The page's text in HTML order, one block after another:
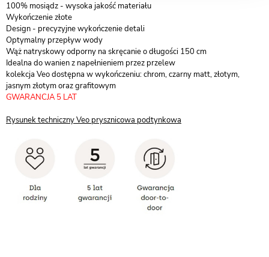
100% mosiądz - wysoka jakość materiału
Wykończenie złote
Design - precyzyjne wykończenie detali
Optymalny przepływ wody
Wąż natryskowy odporny na skręcanie o długości 150 cm
Idealna do wanien z napełnieniem przez przelew
kolekcja Veo dostępna w wykończeniu: chrom, czarny matt, złotym,
jasnym złotym oraz grafitowym
GWARANCJA 5 LAT
Rysunek techniczny Veo prysznicowa podtynkowa